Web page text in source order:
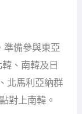
準備參與東亞
、南韓及日
北馬利亞納群
對上南韓。